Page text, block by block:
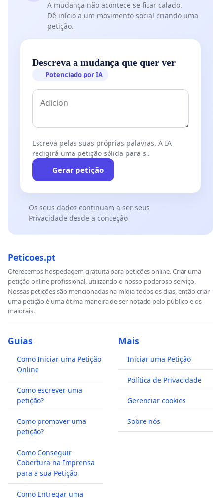
A mudança não acontece se ficar calado.
Dê início a um movimento social criando uma
petição.
Descreva a mudança que quer ver
Potenciado por IA
Escreva pelas suas próprias palavras. A IA
redigirá uma petição sólida para si.
Gerar petição
Os seus dados continuam a ser seus
Privacidade desde a conceção
Peticoes.pt
Oferecemos hospedagem gratuita para petições online. Criar uma
petição online profissional, utilizando o nosso poderoso serviço.
Nossas petições são mencionadas na mídia todos os dias, então criar
uma petição é uma ótima maneira de ser notado pelo público e os
maiorais.
Guias
Como Iniciar uma Petição
Online
Como escrever uma
petição?
Como promover uma
petição?
Como Conseguir
Cobertura na Imprensa
para a sua Petição
Como Entregar uma
Mais
Iniciar uma Petição
Política de Privacidade
Gerenciar cookies
Sobre nós